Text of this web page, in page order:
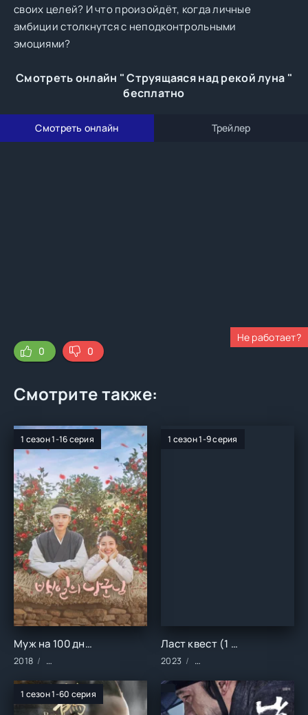
своих целей? И что произойдёт, когда личные
амбиции столкнутся с неподконтрольными
эмоциями?
Смотреть онлайн " Струящаяся над рекой луна "
бесплатно
Смотреть онлайн Трейлер
Не работает?
0
0
Смотрите также:
1 сезон 1-16 серия
Муж на 100 дней (1 сезон)
2018 Сериалы/2018 год/Зарубежные/Комедия/Исторические/
1 сезон 1-9 серия
Ласт квест (1 сезон)
2023 Сериалы/2023 год/
1 сезон 1-60 серия